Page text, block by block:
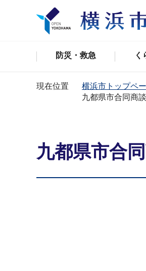
防災・救急 く
現在位置 横浜市トップペ
九都県市合同商
九都県市合